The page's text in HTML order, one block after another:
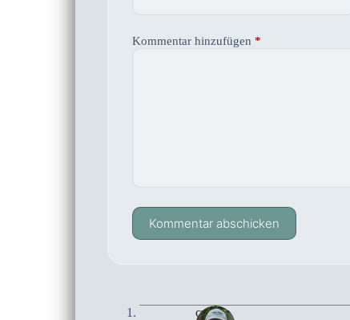
Kommentar hinzufügen *
Kommentar abschicken
czoczo